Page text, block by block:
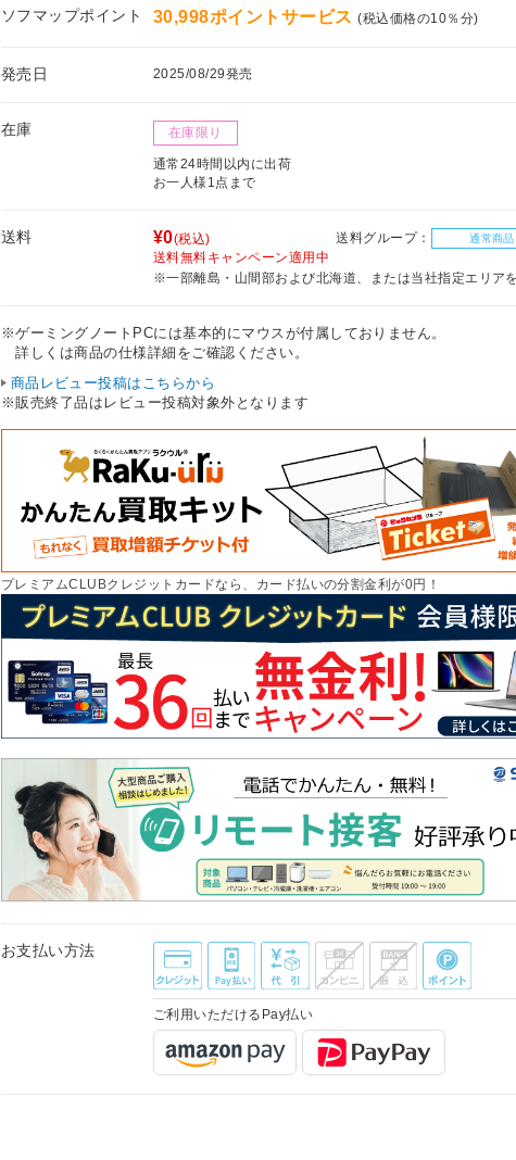
ソフマップポイント 30,998ポイントサービス(税込価格の10％分)
発売日 2025/08/29発売
在庫 在庫限り
通常24時間以内に出荷
お一人様1点まで
送料 ¥0(税込) 送料グループ： 通常商品
送料無料キャンペーン適用中
※一部離島・山間部および北海道、または当社指定エリア
※ゲーミングノートPCには基本的にマウスが付属しておりません。
詳しくは商品の仕様詳細をご確認ください。
商品レビュー投稿はこちらから
※販売終了品はレビュー投稿対象外となります
プレミアムCLUBクレジットカードなら、カード払いの分割金利が0円！
お支払い方法
ご利用いただけるPay払い